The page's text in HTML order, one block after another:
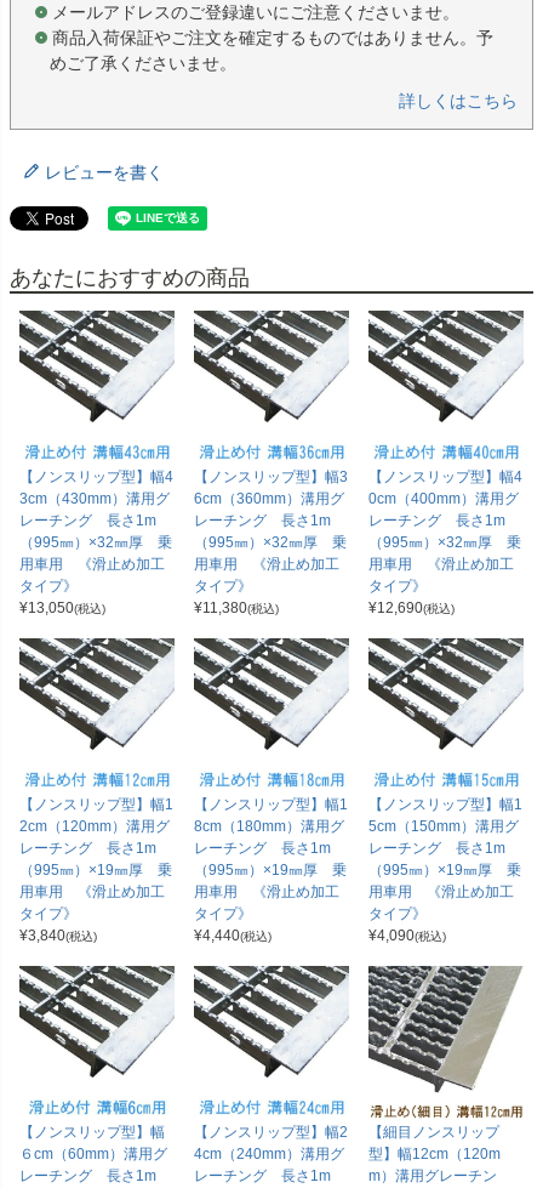
メールアドレスのご登録違いにご注意くださいませ。
商品入荷保証やご注文を確定するものではありません。予
めご了承くださいませ。
詳しくはこちら
レビューを書く
あなたにおすすめの商品
【ノンスリップ型】幅4
3cm（430mm）溝用グ
レーチング 長さ1m
（995㎜）×32㎜厚 乗
用車用 《滑止め加工
タイプ》
¥13,050(税込)
【ノンスリップ型】幅3
6cm（360mm）溝用グ
レーチング 長さ1m
（995㎜）×32㎜厚 乗
用車用 《滑止め加工
タイプ》
¥11,380(税込)
【ノンスリップ型】幅4
0cm（400mm）溝用グ
レーチング 長さ1m
（995㎜）×32㎜厚 乗
用車用 《滑止め加工
タイプ》
¥12,690(税込)
【ノンスリップ型】幅1
2cm（120mm）溝用グ
レーチング 長さ1m
（995㎜）×19㎜厚 乗
用車用 《滑止め加工
タイプ》
¥3,840(税込)
【ノンスリップ型】幅1
8cm（180mm）溝用グ
レーチング 長さ1m
（995㎜）×19㎜厚 乗
用車用 《滑止め加工
タイプ》
¥4,440(税込)
【ノンスリップ型】幅1
5cm（150mm）溝用グ
レーチング 長さ1m
（995㎜）×19㎜厚 乗
用車用 《滑止め加工
タイプ》
¥4,090(税込)
【ノンスリップ型】幅
６cm（60mm）溝用グ
レーチング 長さ1m
【ノンスリップ型】幅2
4cm（240mm）溝用グ
レーチング 長さ1m
【細目ノンスリップ
型】幅12cm（120m
m）溝用グレーチン